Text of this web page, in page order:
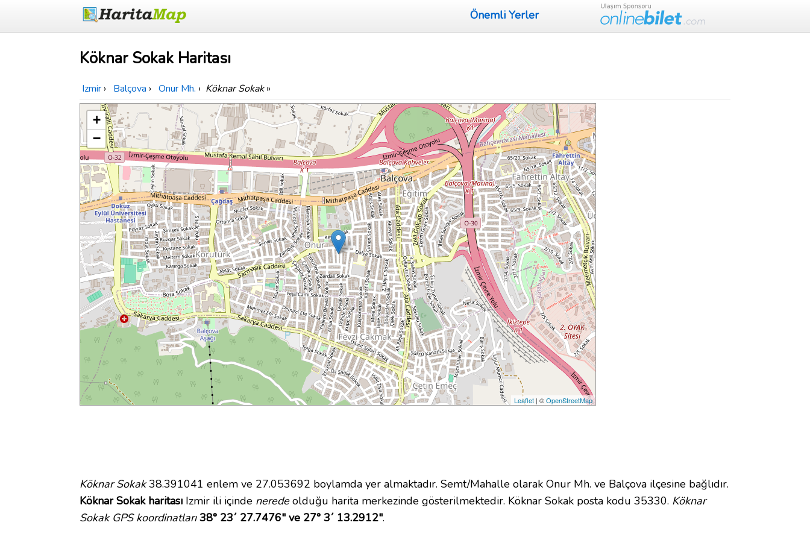
Önemli Yerler
Köknar Sokak Haritası
Izmir › Balçova › Onur Mh. › Köknar Sokak»
+
−
Leaflet | ©OpenStreetMap
Köknar Sokak38.391041 enlem ve 27.053692 boylamda yer almaktadır. Semt/Mahalle olarak Onur Mh. ve Balçova ilçesine bağlıdır.
Köknar Sokak haritası Izmir ili içinde neredeolduğu harita merkezinde gösterilmektedir. Köknar Sokak posta kodu 35330. Köknar
Sokak GPS koordinatları 38° 23´ 27.7476" ve 27° 3´ 13.2912".